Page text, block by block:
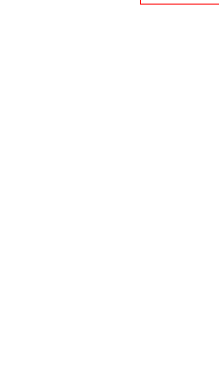
ทรัมป์เดินทางไปยังรีสอร์ต